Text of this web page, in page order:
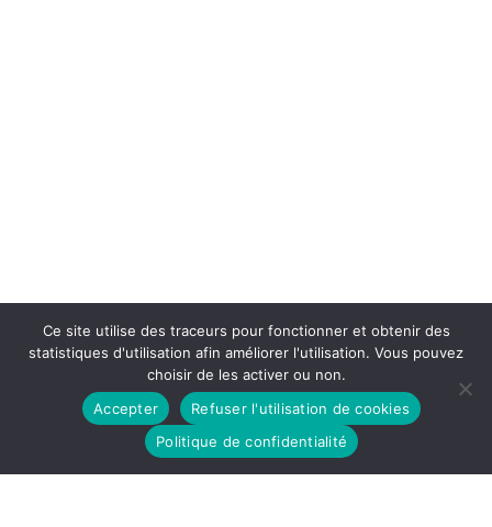
Ce site utilise des traceurs pour fonctionner et obtenir des
statistiques d'utilisation afin améliorer l'utilisation. Vous pouvez
choisir de les activer ou non.
Accepter
Refuser l'utilisation de cookies
Politique de confidentialité